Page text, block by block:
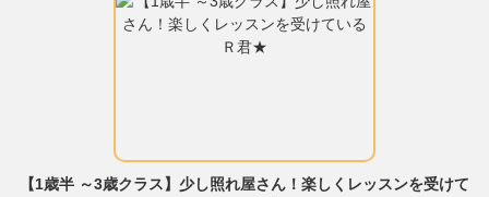
【1歳半 ～3歳クラス】少し照れ屋さん！楽しくレッスンを受けて